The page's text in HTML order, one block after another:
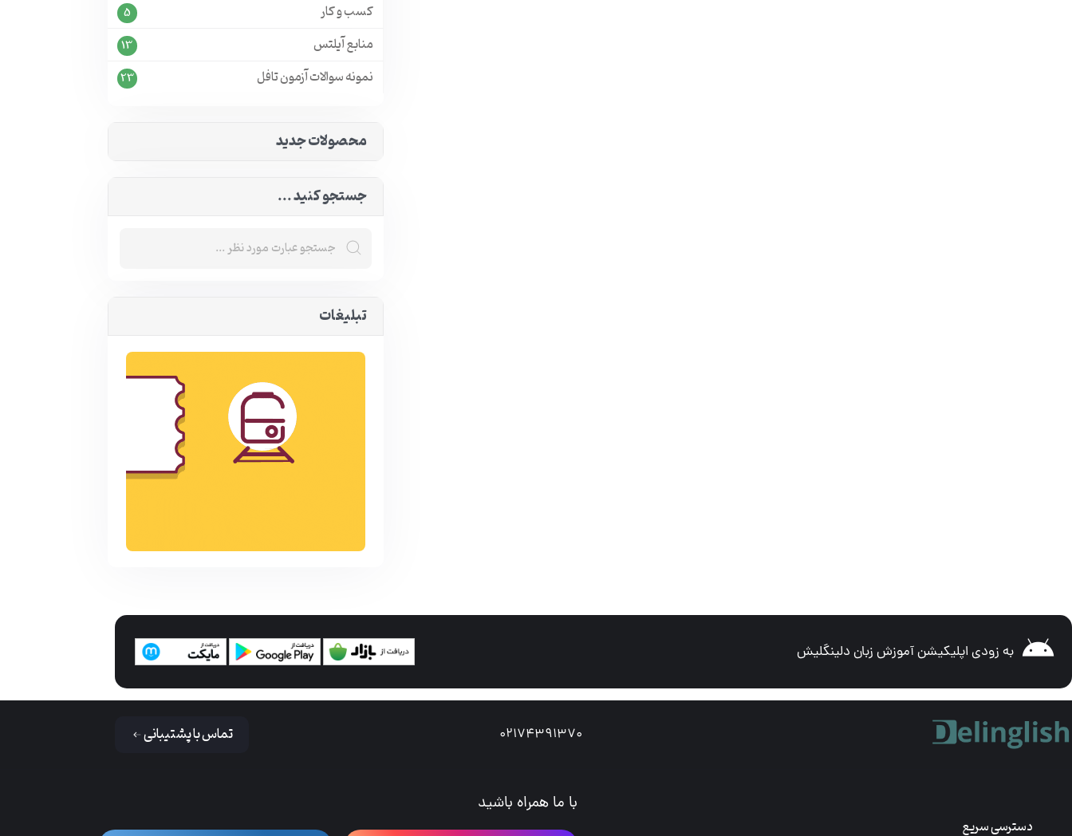
کسب و کار 5
منابع آیلتس 13
نمونه سوالات آزمون تافل 23
محصولات جدید
جستجو کنید ...
تبلیغات
به زودی اپلیکیشن آموزش زبان دلینگلیش
02174391370 تماس با پشتیبانی
دسترسی سریع
با ما همراه باشید